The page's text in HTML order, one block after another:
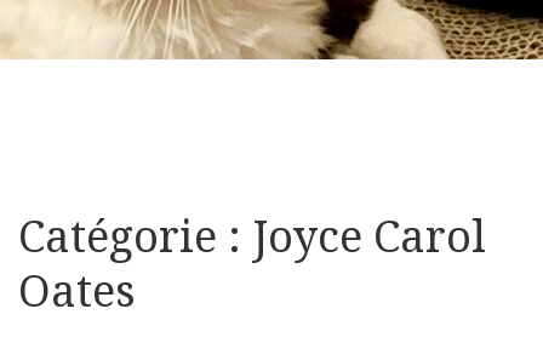
Catégorie : Joyce Carol
Oates